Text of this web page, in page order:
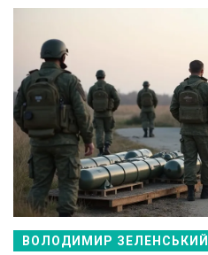
ВОЛОДИМИР ЗЕЛЕНСЬКИЙ